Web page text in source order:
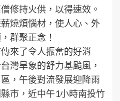
修持火供，以得速效。
燒煩惱材，使人心、外
群聚正念！
來了令人振奮的好消
灣旱象的舒力基颱風，
，午後對流發展迎降雨
市，近中午1小時南投竹